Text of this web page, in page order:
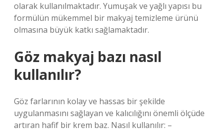
olarak kullanılmaktadır. Yumuşak ve yağlı yapısı bu
formülün mükemmel bir makyaj temizleme ürünü
olmasına büyük katkı sağlamaktadır.
Göz makyaj bazı nasıl
kullanılır?
Göz farlarının kolay ve hassas bir şekilde
uygulanmasını sağlayan ve kalıcılığını önemli ölçüde
artıran hafif bir krem ​​baz. Nasıl kullanılır: –